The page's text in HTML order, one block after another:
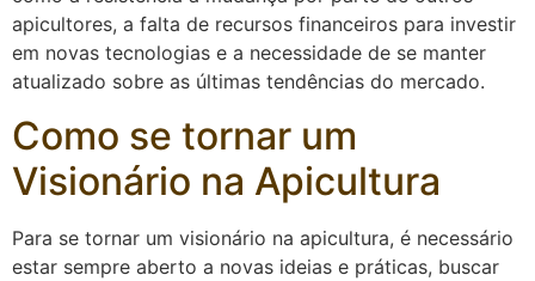
apicultores, a falta de recursos financeiros para investir
em novas tecnologias e a necessidade de se manter
atualizado sobre as últimas tendências do mercado.
Como se tornar um
Visionário na Apicultura
Para se tornar um visionário na apicultura, é necessário
estar sempre aberto a novas ideias e práticas, buscar